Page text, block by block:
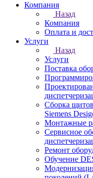
Компания
Назад
Компания
Оплата и
Услуги
Назад
Услуги
Поставка
Сборка
Siemens
Монтажные
Сервисное
Ремонт
Обучение